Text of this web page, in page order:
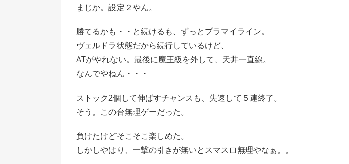
まじか。設定２やん。
勝てるかも・・と続けるも、ずっとプラマイライン。
ヴェルドラ状態だから続行しているけど、
ATがやれない。最後に魔王級を外して、天井一直線。
なんでやねん・・・
ストック2個して伸ばすチャンスも、失速して５連終了。
そう。この台無理ゲーだった。
負けたけどそこそこ楽しめた。
しかしやはり、一撃の引きが無いとスマスロ無理やなぁ。。